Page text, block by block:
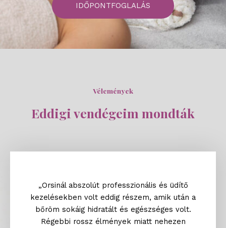
IDŐPONTFOGLALÁS
Vélemények
Eddigi vendégeim mondták
„Orsinál abszolút professzionális és üdítő
kezelésekben volt eddig részem, amik után a
bőröm sokáig hidratált és egészséges volt.
Régebbi rossz élmények miatt nehezen